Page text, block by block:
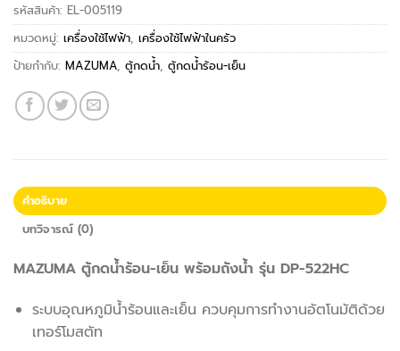
รหัสสินค้า: EL-005119
หมวดหมู่: เครื่องใช้ไฟฟ้า, เครื่องใช้ไฟฟ้าในครัว
ป้ายกำกับ: MAZUMA, ตู้กดน้ำ, ตู้กดน้ำร้อน-เย็น
คำอธิบาย
บทวิจารณ์ (0)
MAZUMA ตู้กดน้ำร้อน-เย็น พร้อมถังน้ำ รุ่น DP-522HC
ระบบอุณหภูมิน้ำร้อนและเย็น ควบคุมการทำงานอัตโนมัติด้วย
เทอร์โมสตัท